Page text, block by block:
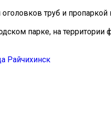
труб и пропаркой
парке, на
Райчихинск